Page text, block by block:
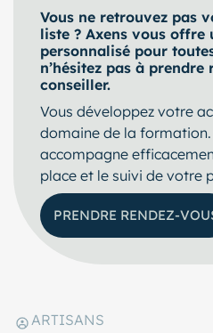
Vous ne retrouvez pas
liste ? Axens vous offre
personnalisé pour
n’hésitez pas à
conseiller.
Vous développez votre
domaine de la formation.
accompagne
place et le suivi de votre
PRENDRE RENDEZ-
ARTISANS